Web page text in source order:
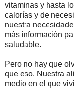
vitaminas y hasta
calorías y de
nuestra
más información
saludable.
Pero no hay que
que eso. Nuestra
medio en el que